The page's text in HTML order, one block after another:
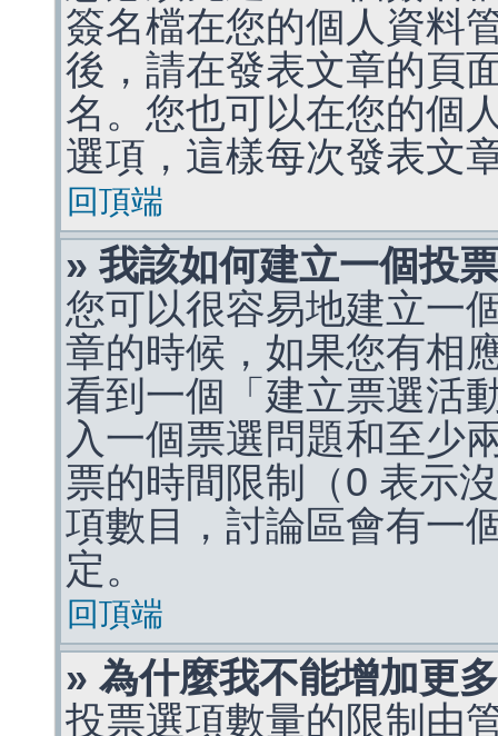
簽名檔在您的個人資料
後，請在發表文章的頁
名。您也可以在您的個
選項，這樣每次發表文
回頂端
» 我該如何建立一個投
您可以很容易地建立一
章的時候，如果您有相
看到一個「建立票選活
入一個票選問題和至少
票的時間限制（0 表示
項數目，討論區會有一
定。
回頂端
» 為什麼我不能增加更
投票選項數量的限制由